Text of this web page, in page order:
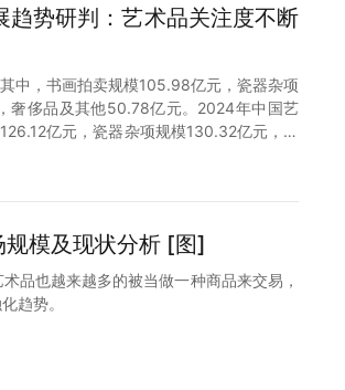
势研判：艺术品关注度不断
中，书画拍卖规模105.98亿元，瓷器杂项
奢侈品及其他50.78亿元。2024年中国艺
亿元，瓷器杂项规模130.32亿元，油
元。
模及现状分析 [图]
品也越来越多的被当做一种商品来交易，
趋势。